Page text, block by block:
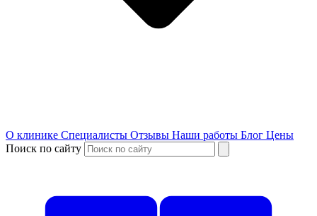
О клинике Специалисты Отзывы Наши работы Блог Цены
Поиск по сайту